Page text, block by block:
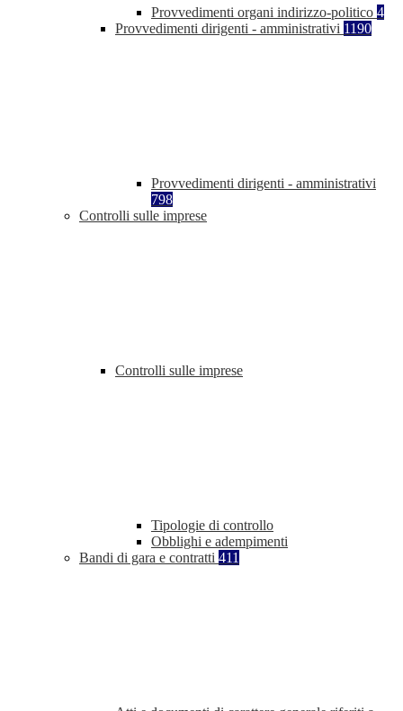
Provvedimenti organi indirizzo-politico 4
Provvedimenti dirigenti - amministrativi 1190
Provvedimenti dirigenti - amministrativi
798
Controlli sulle imprese
Controlli sulle imprese
Tipologie di controllo
Obblighi e adempimenti
Bandi di gara e contratti 411